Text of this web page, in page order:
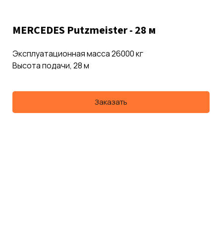
MERCEDES Putzmeister - 28 м
Эксплуатационная масса 26000 кг
Высота подачи, 28 м
Заказать